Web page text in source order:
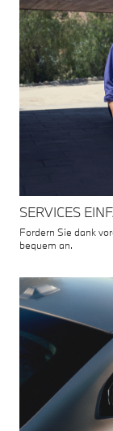
SERVICES
Fordern Sie dank
bequem an.